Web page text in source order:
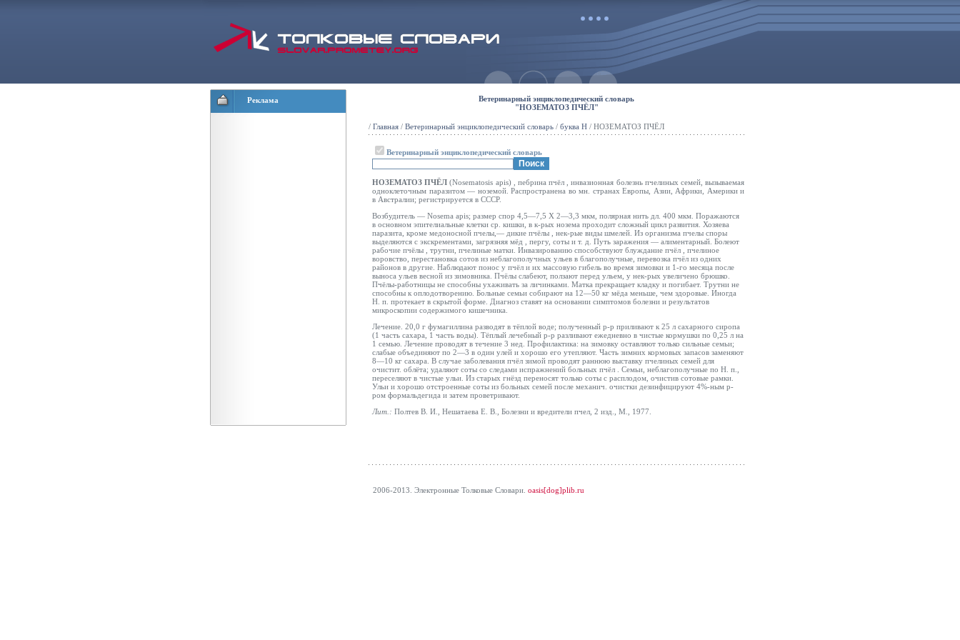
Реклама
Ветеринарный энциклопедический словарь
"НОЗЕМАТОЗ ПЧЁЛ"
/ Главная / Ветеринарный энциклопедический словарь / буква Н / НОЗЕМАТОЗ ПЧЁЛ
Ветеринарный энциклопедический словарь
НОЗЕМАТОЗ ПЧЁЛ(Nosematosis apis) , пебрина пчёл
, инвазионная болезнь пчелиных семей, вызываемая
одноклеточным паразитом — ноземой. Распространена во мн. странах Европы, Азии, Африки, Америки и
в Австралии; регистрируется в СССР.
Возбудитель — Nosema apis; размер спор 4,5—7,5 X 2—3,3 мкм, полярная нить дл. 400 мкм. Поражаются
в основном эпителиальные клетки ср. кишки, в к-рых нозема проходит сложный цикл развития. Хозяева
паразита, кроме медоносной пчелы,— дикие пчёлы
, нек-рые виды шмелей. Из организма пчелы споры
выделяются с экскрементами, загрязняя мёд
, пергу, соты и т. д. Путь заражения — алиментарный. Болеют
рабочие пчёлы
, трутни, пчелиные матки. Инвазированию способствуют блуждание пчёл
, пчелиное
воровство, перестановка сотов из неблагополучных ульев в благополучные, перевозка пчёл из одних
районов в другие. Наблюдают понос у пчёл и их массовую гибель во время зимовки и 1-го месяца после
выноса ульев весной из зимовника. Пчёлы слабеют, ползают перед ульем, у нек-рых увеличено брюшко.
Пчёлы-работницы не способны ухаживать за личинками. Матка прекращает кладку и погибает. Трутни не
способны к оплодотворению. Больные семьи собирают на 12—50 кг мёда меньше, чем здоровые. Иногда
Н. п. протекает в скрытой форме. Диагноз ставят на основании симптомов болезни и результатов
микроскопии содержимого кишечника.
Лечение. 20,0 г фумагиллина разводят в тёплой воде; полученный р-р приливают к 25 л сахарного сиропа
(1 часть сахара, 1 часть воды). Тёплый лечебный р-р разливают ежедневно в чистые кормушки по 0,25 л на
1 семью. Лечение проводят в течение 3 нед. Профилактика: на зимовку оставляют только сильные семьи;
слабые объединяют по 2—3 в один улей и хорошо его утепляют. Часть зимних кормовых запасов заменяют
8—10 кг сахара. В случае заболевания пчёл зимой проводят раннюю выставку пчелиных семей для
очистит. облёта; удаляют соты со следами испражнений больных пчёл
. Семьи, неблагополучные по Н. п.,
переселяют в чистые ульи. Из старых гнёзд переносят только соты с расплодом, очистив сотовые рамки.
Ульи и хорошо отстроенные соты из больных семей после механич. очистки дезинфицируют 4%-ным р-
ром формальдегида и затем проветривают.
Лит.: Полтев В. И., Нешатаева Е. В., Болезни и вредители пчел, 2 изд., М., 1977.
2006-2013. Электронные Толковые Cловари. oasis[dog]plib.ru